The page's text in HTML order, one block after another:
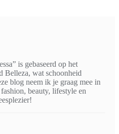
is gebaseerd op het
Belleza, wat schoonheid
blog neem ik je graag mee in
beauty, lifestyle en